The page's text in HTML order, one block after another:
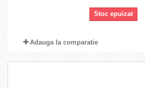
Stoc epuizat
Adauga la comparatie